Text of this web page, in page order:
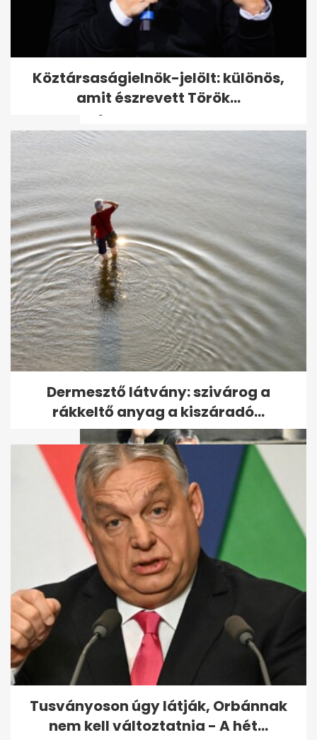
98 éves Benedek Gábor, a
legidősebb magyar olimpiai
bajnok - volt,...
Egerszegi Krisztina 50 éves
Orbán Viktorért tartanak
szentmisét a születésnapján
Budapesten
Köztársaságielnök-jelölt: különös,
amit észrevett Török...
Dermesztő látvány: szivárog a
rákkeltő anyag a kiszáradó...
Tusványoson úgy látják, Orbánnak
nem kell változtatnia - A hét...